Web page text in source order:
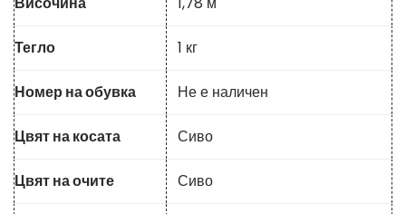
Тегло 1 кг
Номер на обувка Не е наличен
Цвят на косата Сиво
Цвят на очите Сиво